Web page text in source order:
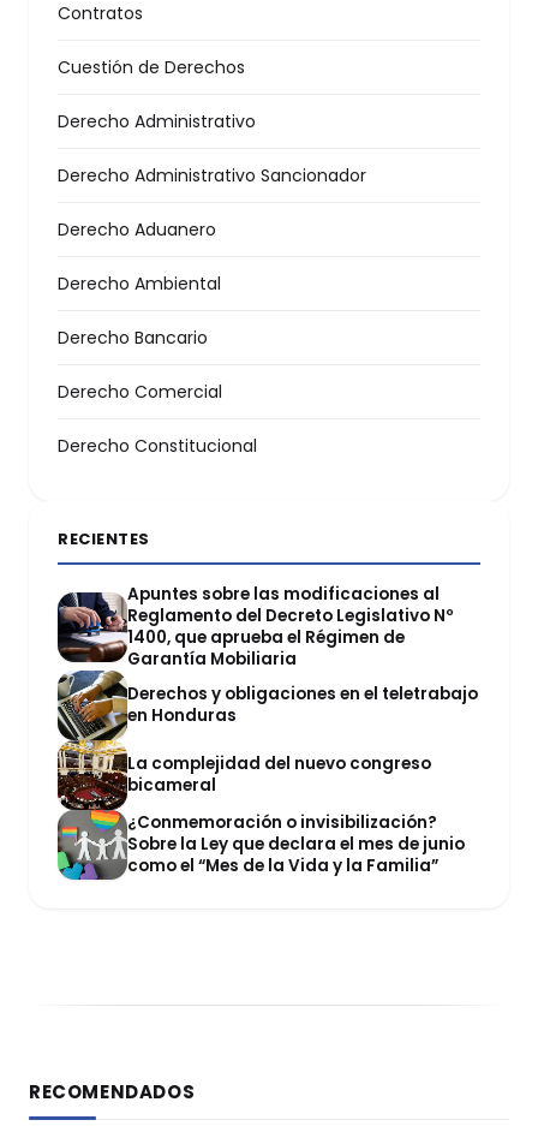
Contratos
Cuestión de Derechos
Derecho Administrativo
Derecho Administrativo Sancionador
Derecho Aduanero
Derecho Ambiental
Derecho Bancario
Derecho Comercial
Derecho Constitucional
RECIENTES
Apuntes sobre las modificaciones al
Reglamento del Decreto Legislativo Nº
1400, que aprueba el Régimen de
Garantía Mobiliaria
Derechos y obligaciones en el teletrabajo
en Honduras
La complejidad del nuevo congreso
bicameral
¿Conmemoración o invisibilización?
Sobre la Ley que declara el mes de junio
como el “Mes de la Vida y la Familia”
RECOMENDADOS
DERECHO REGISTRAL